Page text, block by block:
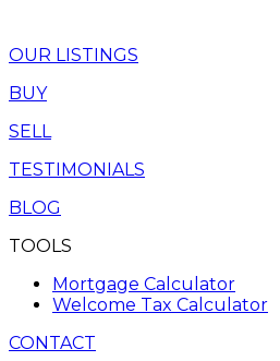
OUR LISTINGS
BUY
SELL
TESTIMONIALS
BLOG
TOOLS
Mortgage Calculator
Welcome Tax Calculator
CONTACT